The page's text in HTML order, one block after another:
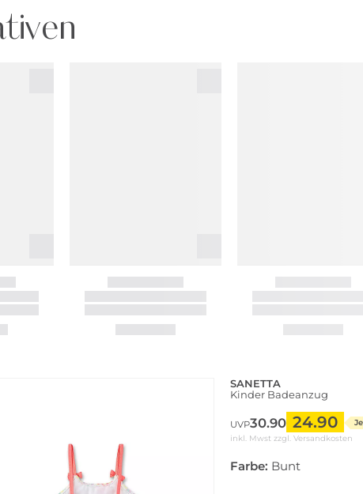
SANETTA
Kinder Badeanzug
UVP30.90 24.90
inkl. Mwst zzgl. Versandkosten
Farbe: Bunt